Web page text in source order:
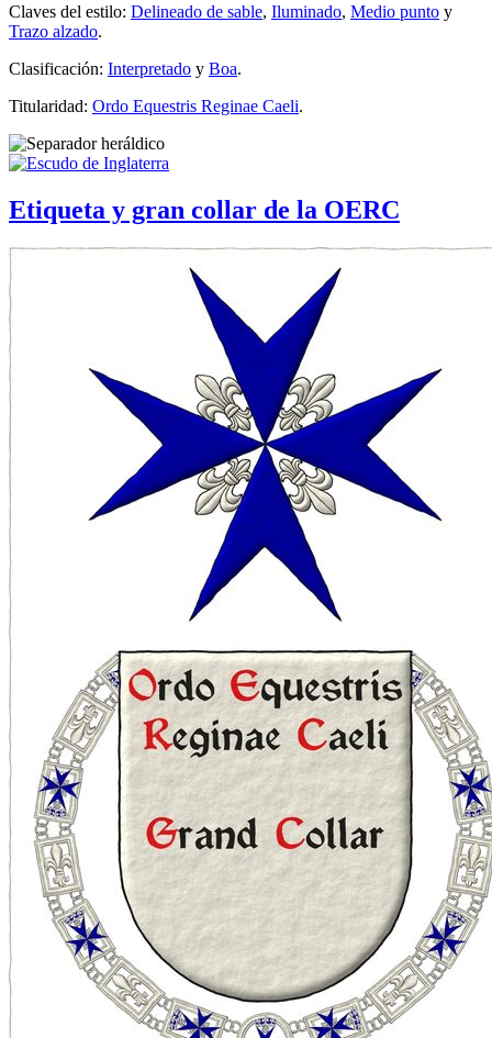
Claves del estilo: Delineado de sable, Iluminado, Medio punto y
Trazo alzado.
Clasificación: Interpretado y Boa.
Titularidad: Ordo Equestris Reginae Caeli.
Etiqueta y gran collar de la OERC